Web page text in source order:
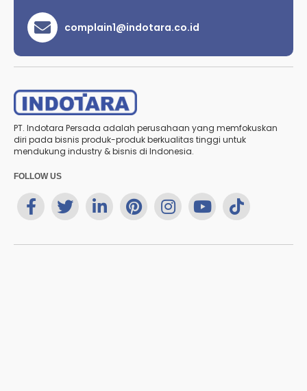
complain1@indotara.co.id
PT. Indotara Persada adalah perusahaan yang memfokuskan
diri pada bisnis produk-produk berkualitas tinggi untuk
mendukung industry & bisnis di Indonesia.
FOLLOW US